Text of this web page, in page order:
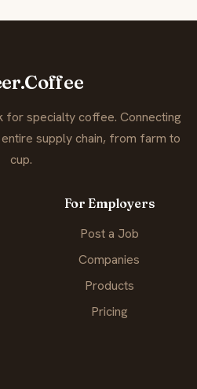
specialty coffee. Connecting
supply chain, from farm to
cup.
For Employers
Post a Job
Companies
Products
Pricing